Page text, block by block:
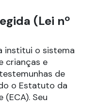
(Lei nº
institui o sistema
crianças e
de
o Estatuto da
Seu